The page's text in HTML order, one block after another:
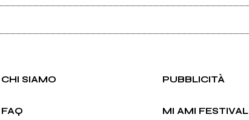
CHI SIAMO PUBBLICITÀ
FAQ MI AMI FESTIVAL